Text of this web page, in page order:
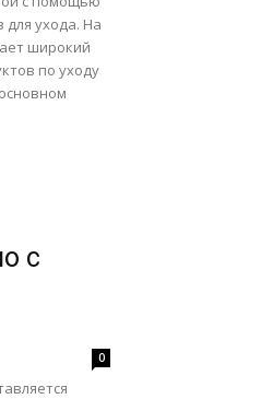
для ухода. На
широкий
по уходу
с
0